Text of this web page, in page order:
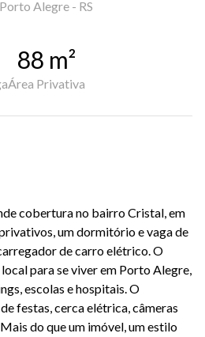
Alegre - RS
88 m²
Área Privativa
cobertura no bairro Cristal, em
um dormitório e vaga de
de carro elétrico. O
para se viver em Porto Alegre,
escolas e hospitais. O
festas, cerca elétrica, câmeras
do que um imóvel, um estilo